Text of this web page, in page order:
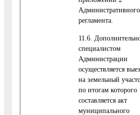
Административного
регламента.
11.6.
специалистом
Администрации
осуществляется
на земельный
по итогам которого
составляется акт
муниципального